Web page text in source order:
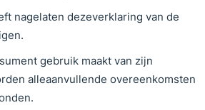
nagelaten dezeverklaring van de
gebruik maakt van zijn
alleaanvullende overeenkomsten